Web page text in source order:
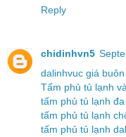
Reply
chidinhvn5
dalinhvuc giá
Tấm phủ tủ lạnh
tấm phủ tủ lạnh
tấm phủ tủ lạnh
tấm phủ tủ lạnh